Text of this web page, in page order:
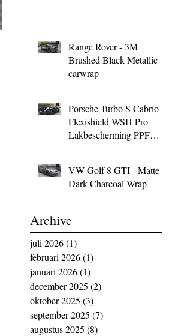
Range Rover - 3M
Brushed Black Metallic
carwrap
Porsche Turbo S Cabrio -
Flexishield WSH Pro
Lakbescherming PPF
VW Golf 8 GTI - Matte
Dark Charcoal Wrap
Archive
juli 2026(1)
februari 2026(1)
januari 2026(1)
december 2025 (2)
oktober 2025 (3)
september 2025 (7)
augustus 2025 (8)